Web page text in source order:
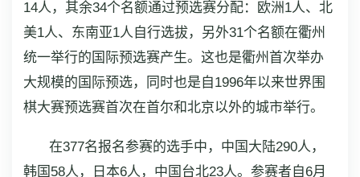
14人，其余34个名额通过预选赛分配：欧洲1人、北
美1人、东南亚1人自行选拔，另外31个名额在衢州
统一举行的国际预选赛产生。这也是衢州首次举办
大规模的国际预选，同时也是自1996年以来世界围
棋大赛预选赛首次在首尔和北京以外的城市举行。
在377名报名参赛的选手中，中国大陆290人，
韩国58人，日本6人，中国台北23人。参赛者自6月